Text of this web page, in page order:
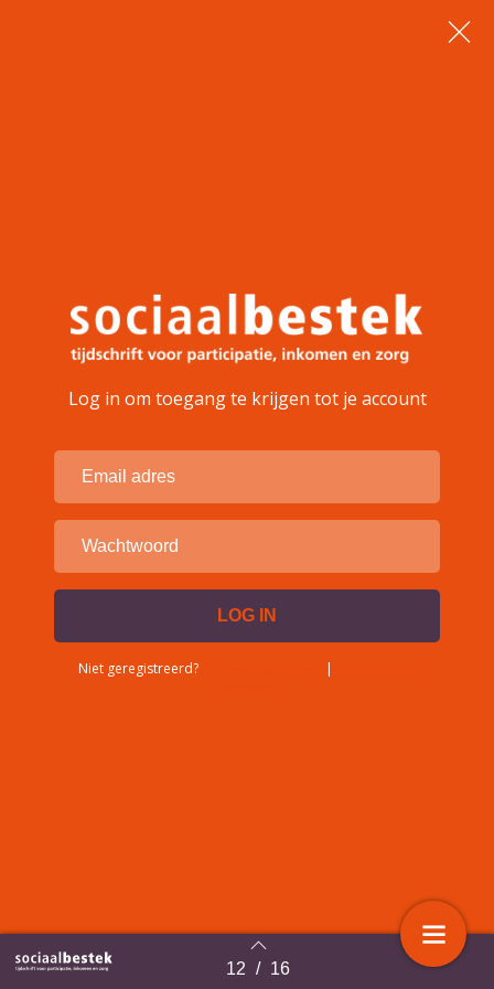
Terug naar overzicht 12 / 16
Log in om toegang te krijgen tot je account
Niet geregistreerd? |